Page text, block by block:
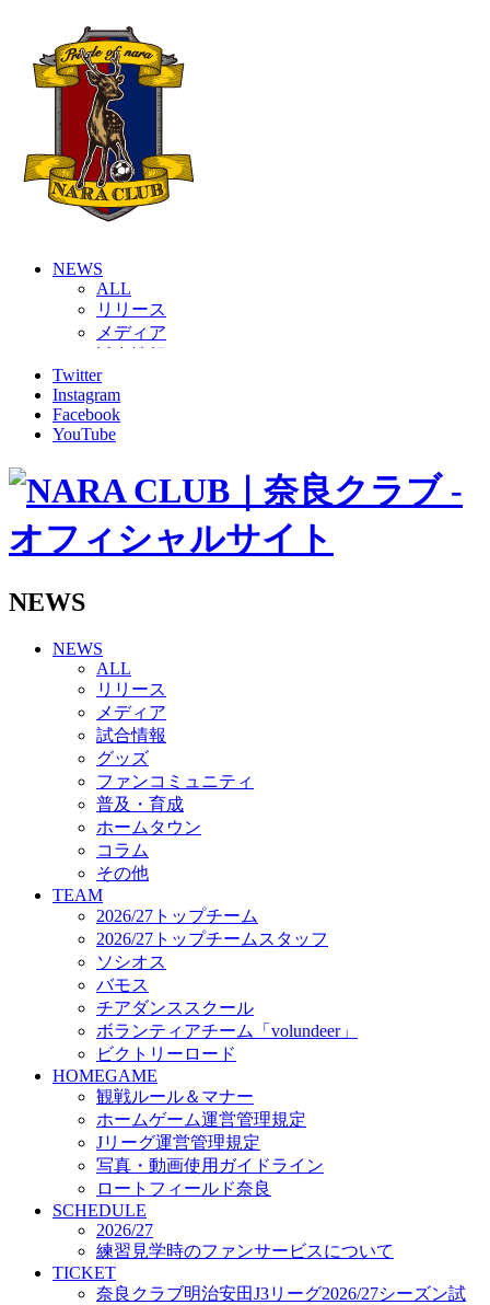
NEWS
ALL
リリース
メディア
グッズ
ファンコミュニティ
普及・育成
ホームタウン
その他
2026/27トップチーム
2026/27トップチームスタッフ
ボランティアチーム「volundeer」
ビクトリーロード
HOMEGAME
観戦ルール＆マナー
ホームゲーム運営管理規定
Jリーグ運営管理規定
写真・動画使用ガイドライン
ロートフィールド奈良
SCHEDULE
2026/27
練習見学時のファンサービスについて
TICKET
奈良クラブ明治安田J3リーグ2026/27シーズン試
合観戦チケット
奈良クラブ明治安田Ｊ3リーグ 2026/27シーズン
「鹿パス」
観戦ルール＆マナー
FANCOMMUNITY
2026/27ファンコミュニティ
サポートショップ
GOODS
オフィシャルストア（実店舗）
オンラインストア
ACADEMY
アカデミーについて
プロジェクト
コーチ&スタッフ
ジュニア
ジュニアユース
ユース
Twitter
Instagram
Facebook
YouTube
NEWS
NEWS
ALL
リリース
メディア
試合情報
グッズ
ファンコミュニティ
普及・育成
ホームタウン
コラム
その他
TEAM
2026/27トップチーム
2026/27トップチームスタッフ
ソシオス
バモス
チアダンススクール
ボランティアチーム「volundeer」
ビクトリーロード
HOMEGAME
観戦ルール＆マナー
ホームゲーム運営管理規定
Jリーグ運営管理規定
写真・動画使用ガイドライン
ロートフィールド奈良
SCHEDULE
2026/27
練習見学時のファンサービスについて
TICKET
奈良クラブ明治安田J3リーグ2026/27シーズン試